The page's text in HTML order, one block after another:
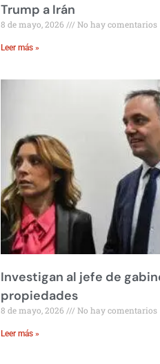
Trump a Irán
8 de mayo, 2026 No hay comentarios
Leer más »
Investigan al jefe de
propiedades
8 de mayo, 2026 No hay comentarios
Leer más »